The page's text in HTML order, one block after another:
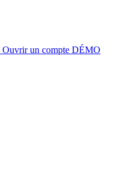
Ouvrir un compte DÉMO